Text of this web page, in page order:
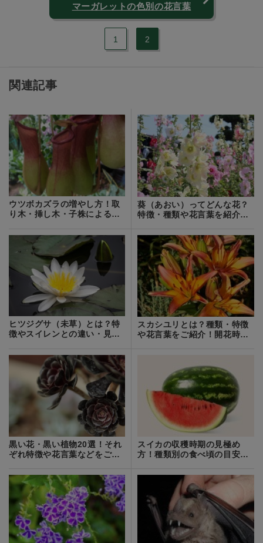
マーガレットの色別の花言葉
1 2
関連記事
ウツボカズラの増やし方！取
り木・挿し木・子株による増
葵（あおい）ってどんな花？
特徴・種類や花言葉を紹介！
ヒツジグサ（未草）とは？特
徴やスイレンとの違い・見分
スカシユリとは？種類・特徴
や花言葉をご紹介！開花時期
黒い花・黒い植物20選！それ
ぞれ特徴や花言葉などをご紹
スイカの収穫時期の見極め
方！種類別の食べ頃の目安や